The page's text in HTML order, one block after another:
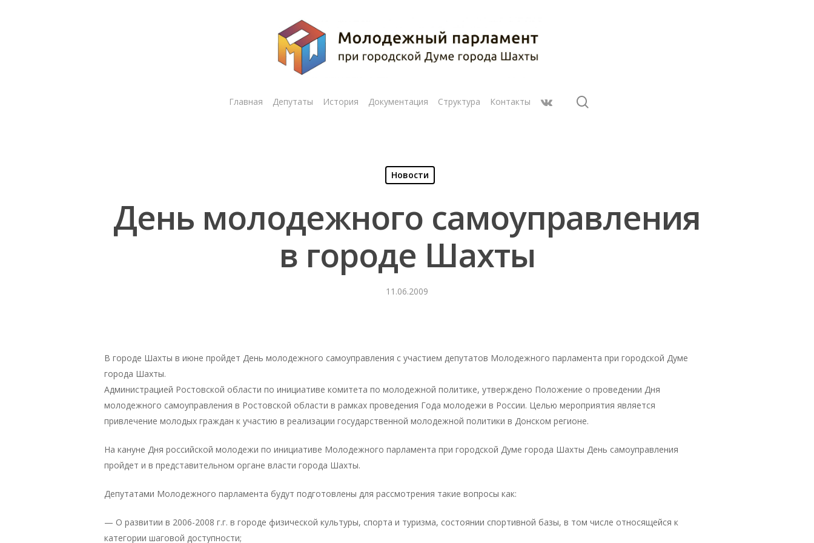
Нажмите Enter для поиска или ESC чтобы закрыть
Главная Депутаты История Документация Структура Контакты
Новости
День молодежного самоуправления
в городе Шахты
11.06.2009
В городе Шахты в июне пройдет День молодежного самоуправления с участием депутатов Молодежного парламента при городской Думе
города Шахты.
Администрацией Ростовской области по инициативе комитета по молодежной политике, утверждено Положение о проведении Дня
молодежного самоуправления в Ростовской области в рамках проведения Года молодежи в России. Целью мероприятия является
привлечение молодых граждан к участию в реализации государственной молодежной политики в Донском регионе.
На кануне Дня российской молодежи по инициативе Молодежного парламента при городской Думе города Шахты День самоуправления
пройдет и в представительном органе власти города Шахты.
Депутатами Молодежного парламента будут подготовлены для рассмотрения такие вопросы как:
— О развитии в 2006-2008 г.г. в городе физической культуры, спорта и туризма, состоянии спортивной базы, в том числе относящейся к
категории шаговой доступности;